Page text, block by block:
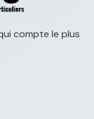
compte le plus